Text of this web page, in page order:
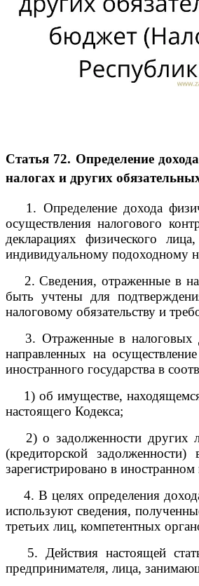
Статья 72. Определение
налогах и других
1. Определение дохода
осуществления налогового
декларациях физического
индивидуальному подоходному
2. Сведения, отраженные в
быть учтены для
налоговому обязательству и
3. Отраженные в налоговых
направленных на
иностранного государства в
1) об имуществе, находящемся
настоящего Кодекса;
2) о задолженности других
(кредиторской
зарегистрировано в
4. В целях определения
используют сведения,
третьих лиц, компетентных
5. Действия настоящей
предпринимателя, лица,